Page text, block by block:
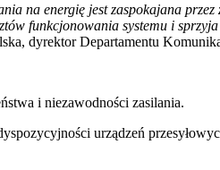
na energię jest zaspokajana przez
funkcjonowania systemu i
dyrektor Departamentu
i niezawodności zasilania.
urządzeń